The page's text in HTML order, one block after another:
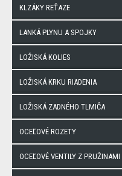
KLZÁKY REŤAZE
LANKÁ PLYNU A SPOJKY
LOŽISKÁ KOLIES
LOŽISKÁ KRKU RIADENIA
LOŽISKÁ ZADNÉHO TLMIČA
OCEĽOVÉ ROZETY
OCEĽOVÉ VENTILY Z PRUŽINAMI